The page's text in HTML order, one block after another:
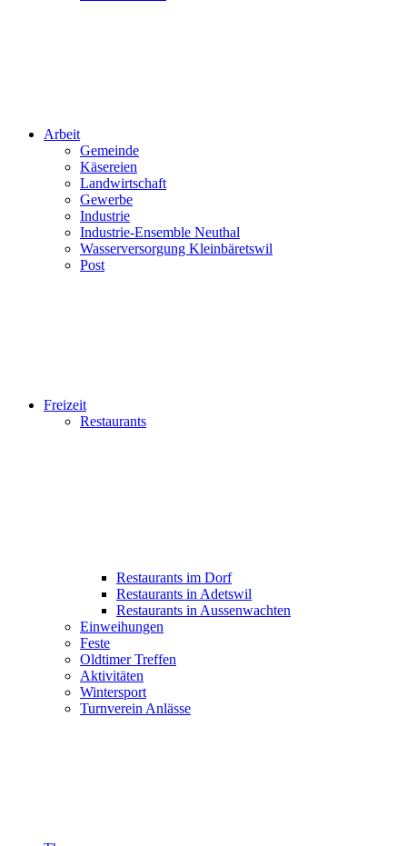
Arbeit
Gemeinde
Käsereien
Landwirtschaft
Gewerbe
Industrie
Industrie-Ensemble Neuthal
Wasserversorgung Kleinbäretswil
Post
Freizeit
Restaurants
Restaurants im Dorf
Restaurants in Adetswil
Restaurants in Aussenwachten
Einweihungen
Feste
Oldtimer Treffen
Aktivitäten
Wintersport
Turnverein Anlässe